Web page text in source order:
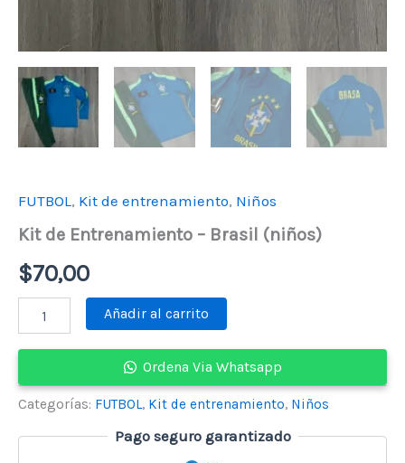
FUTBOL, Kit de entrenamiento, Niños
Kit de Entrenamiento – Brasil (niños)
$70,00
(niños)
cantidad
Añadir al carrito
Ordena Via Whatsapp
Categorías: FUTBOL, Kit de entrenamiento, Niños
Pago seguro garantizado